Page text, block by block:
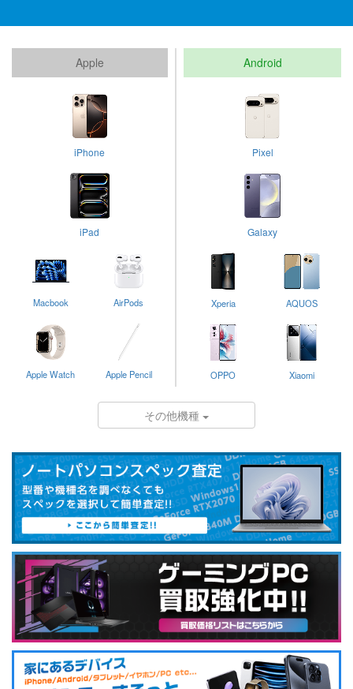
Apple
iPhone
iPad
Macbook AirPods
Apple Watch Apple Pencil
Android
Pixel
Galaxy
Xperia AQUOS
OPPO Xiaomi
その他機種